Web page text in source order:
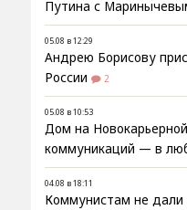
Путина с
05.08 в 12:29
Андрею Борисову
России
2
05.08 в 10:53
Дом на
коммуникаций — в
04.08 в 18:11
Коммунистам не